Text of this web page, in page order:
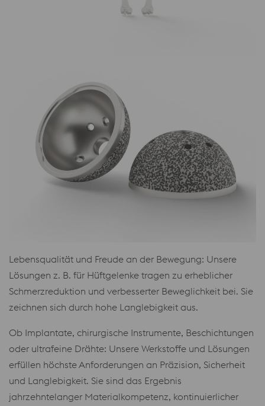
Lebensqualität und Freude an der Bewegung: Unsere
Lösungen z. B. für Hüftgelenke tragen zu erheblicher
Schmerzreduktion und verbesserter Beweglichkeit bei. Sie
zeichnen sich durch hohe Langlebigkeit aus.
Ob Implantate, chirurgische Instrumente, Beschichtungen
oder ultrafeine Drähte: Unsere Werkstoffe und Lösungen
erfüllen höchste Anforderungen an Präzision, Sicherheit
und Langlebigkeit. Sie sind das Ergebnis
jahrzehntelanger Materialkompetenz, kontinuierlicher